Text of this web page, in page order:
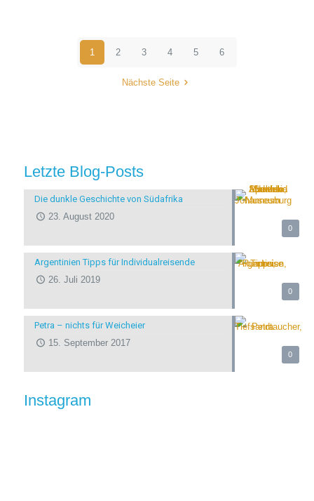
1 2 3 4 5 6
Nächste Seite
Letzte Blog-Posts
0
Die dunkle Geschichte von Südafrika
23. August 2020
0
Argentinien Tipps für Individualreisende
26. Juli 2019
0
Petra – nichts für Weicheier
15. September 2017
Instagram